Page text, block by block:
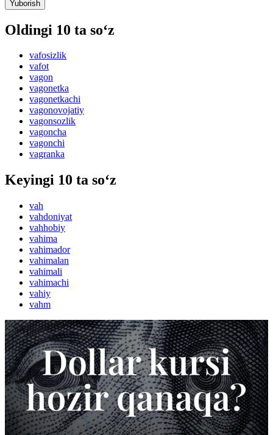
Yuborish
Oldingi 10 ta so‘z
vafosizlik
vafot
vagon
vagonetka
vagonetkachi
vagonovojatiy
vagonsozlik
vagoncha
vagonchi
vagranka
Keyingi 10 ta so‘z
vah
vahdoniyat
vahhobiy
vahima
vahimador
vahimalan
vahimali
vahimachi
vahiy
vahm